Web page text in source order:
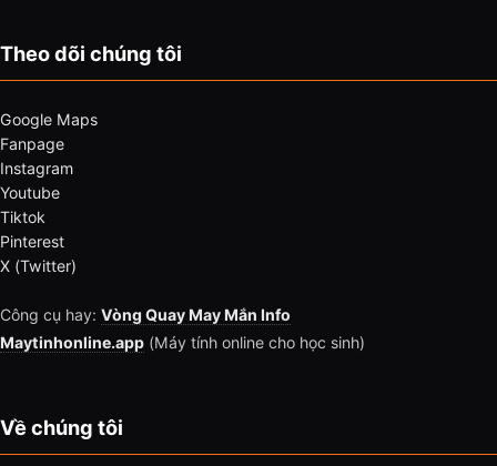
Theo dõi chúng tôi
Google Maps
Fanpage
Instagram
Youtube
Tiktok
Pinterest
X (Twitter)
Công cụ hay: Vòng Quay May Mắn Info
Maytinhonline.app (Máy tính online cho học sinh)
Về chúng tôi